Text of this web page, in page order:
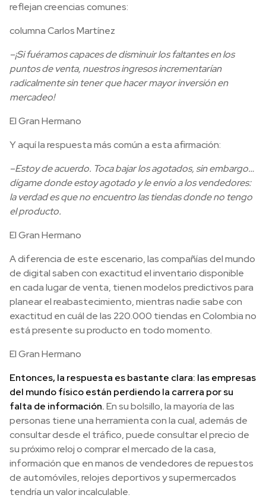
reflejan creencias comunes:
columna Carlos Martínez
–¡Si fuéramos capaces de disminuir los faltantes en los
puntos de venta, nuestros ingresos incrementarían
radicalmente sin tener que hacer mayor inversión en
mercadeo!
El Gran Hermano
Y aquí la respuesta más común a esta afirmación:
–Estoy de acuerdo. Toca bajar los agotados, sin embargo…
dígame donde estoy agotado y le envío a los vendedores:
la verdad es que no encuentro las tiendas donde no tengo
el producto.
El Gran Hermano
A diferencia de este escenario, las compañías del mundo
de digital saben con exactitud el inventario disponible
en cada lugar de venta, tienen modelos predictivos para
planear el reabastecimiento, mientras nadie sabe con
exactitud en cuál de las 220.000 tiendas en Colombia no
está presente su producto en todo momento.
El Gran Hermano
Entonces, la respuesta es bastante clara: las empresas
del mundo físico están perdiendo la carrera por su
falta de información.En su bolsillo, la mayoría de las
personas tiene una herramienta con la cual, además de
consultar desde el tráfico, puede consultar el precio de
su próximo reloj o comprar el mercado de la casa,
información que en manos de vendedores de repuestos
de automóviles, relojes deportivos y supermercados
tendría un valor incalculable.